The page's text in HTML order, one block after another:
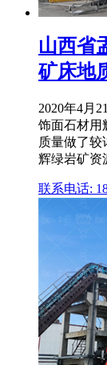
山西省
矿床地
2020年4月
饰面石材用
质量做了较
辉绿岩矿资
联系电话: